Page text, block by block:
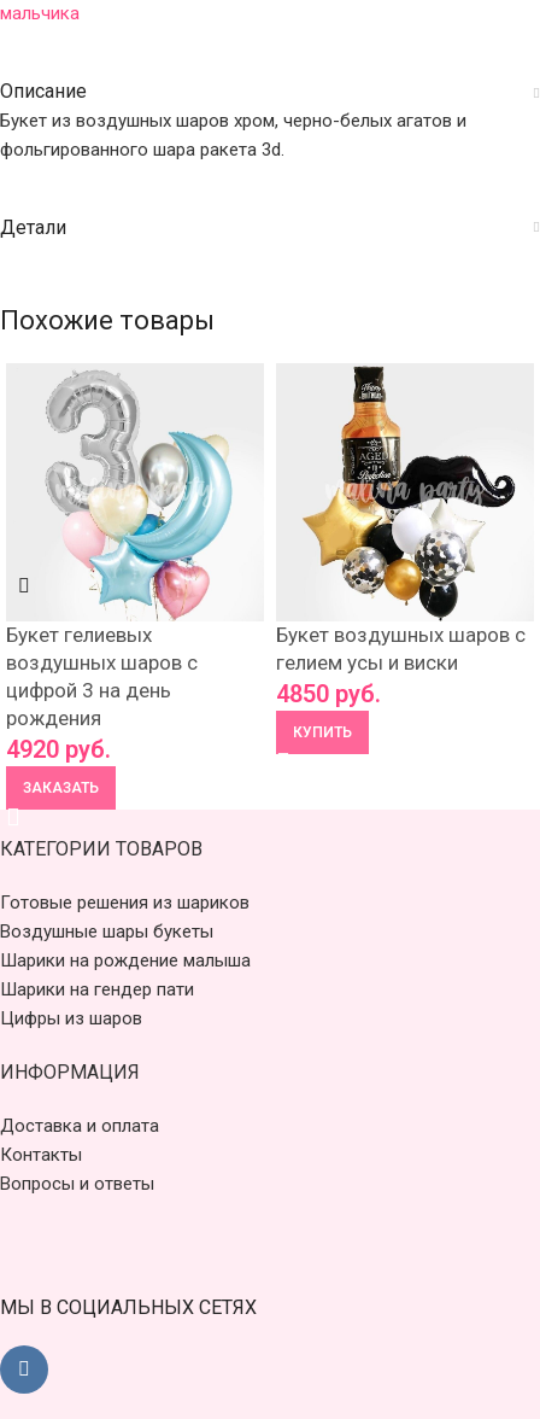
мальчика
Описание
Букет из воздушных шаров хром, черно-белых агатов и
фольгированного шара ракета 3d.
Детали
Похожие товары
Букет гелиевых
воздушных шаров с
цифрой 3 на день
рождения
4920 руб.
ЗАКАЗАТЬ
Букет воздушных шаров с
гелием усы и виски
4850 руб.
КУПИТЬ
КАТЕГОРИИ ТОВАРОВ
Готовые решения из шариков
Воздушные шары букеты
Шарики на рождение малыша
Шарики на гендер пати
Цифры из шаров
ИНФОРМАЦИЯ
Доставка и оплата
Контакты
Вопросы и ответы
МЫ В СОЦИАЛЬНЫХ СЕТЯХ